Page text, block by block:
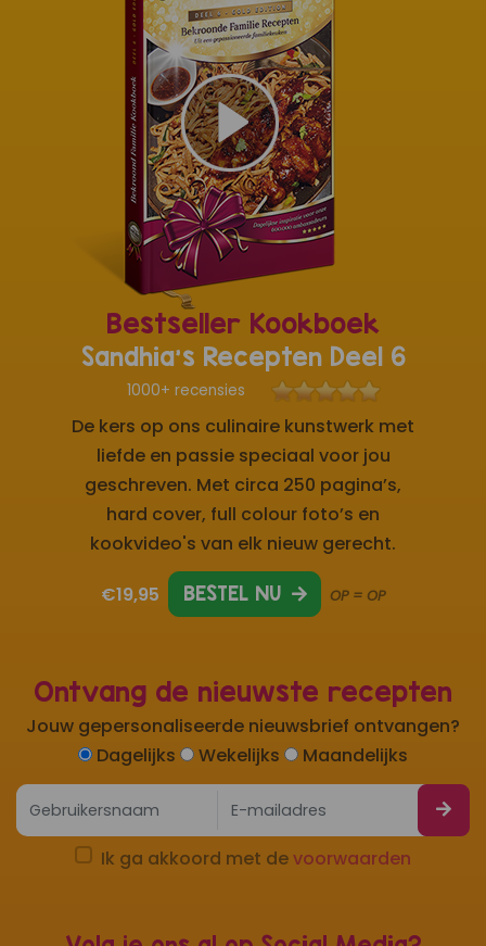
Ontvang de nieuwste recepten
Jouw gepersonaliseerde nieuwsbrief ontvangen?
Dagelijks
Wekelijks Maandelijks
Ik ga akkoord met devoorwaarden
Bestseller Kookboek
Sandhia's Recepten Deel 6
1000+ recensies
De kers op ons culinaire kunstwerk met
liefde en passie speciaal voor jou
geschreven. Met circa 250 pagina’s,
hard cover, full colour foto’s en
kookvideo's van elk nieuw gerecht.
€19,95 BESTEL NU OP = OP